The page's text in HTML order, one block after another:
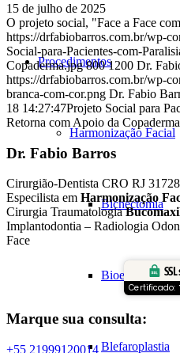
Procedimentos
Harmonização Facial
Bichectomia
Blefaroplastia
15 de julho de 2025
O projeto social, "Face a Face
https://drfabiobarros.com.br/wp-
Social-para-Pacientes-com-
Copaderma.jpg 800 1200 Dr.
https://drfabiobarros.com.br/wp-
branca-com-cor.png Dr. Fabio
18 14:27:47Projeto Social para
Retorna com Apoio da Copaderma
Dr. Fabio Barros
Cirurgião-Dentista CRO RJ 31728
Especilista em Harmonização
Cirurgia Traumatologia
Implantodontia – Radiologia
Face
Certificado:
Marque sua consulta:
+55 21999120014